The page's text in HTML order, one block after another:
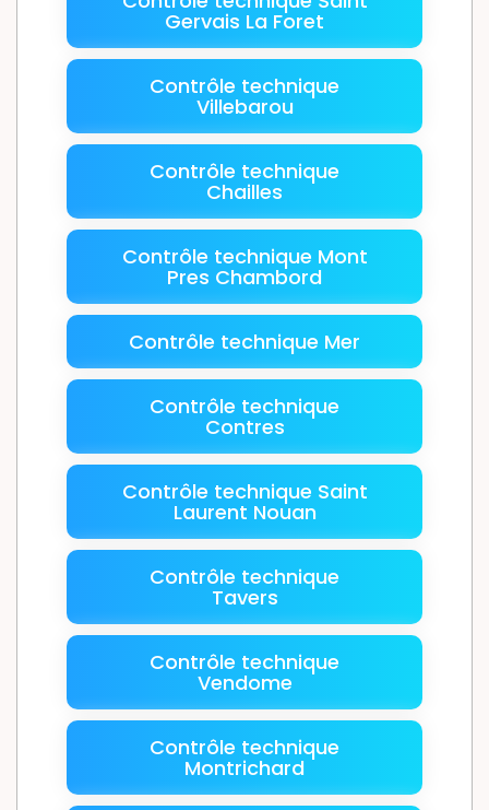
Gervais La Foret
Contrôle technique
Villebarou
Contrôle technique
Chailles
Contrôle technique Mont
Pres Chambord
Contrôle technique Mer
Contrôle technique
Contres
Contrôle technique Saint
Laurent Nouan
Contrôle technique
Tavers
Contrôle technique
Vendome
Contrôle technique
Montrichard